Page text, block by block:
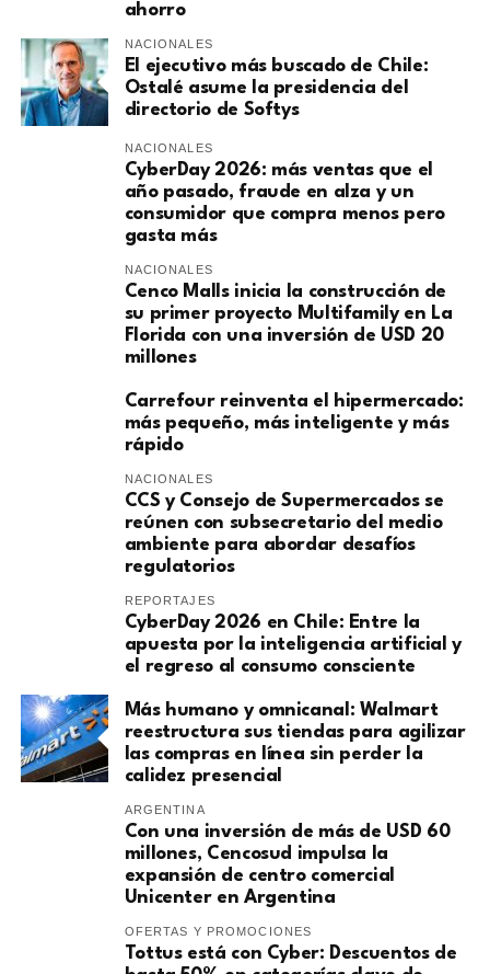
ahorro
NACIONALES
El ejecutivo más buscado de Chile:
Ostalé asume la presidencia del
directorio de Softys
NACIONALES
CyberDay 2026: más ventas que el
año pasado, fraude en alza y un
consumidor que compra menos pero
gasta más
NACIONALES
Cenco Malls inicia la construcción de
su primer proyecto Multifamily en La
Florida con una inversión de USD 20
millones
Carrefour reinventa el hipermercado:
más pequeño, más inteligente y más
rápido
NACIONALES
CCS y Consejo de Supermercados se
reúnen con subsecretario del medio
ambiente para abordar desafíos
regulatorios
REPORTAJES
CyberDay 2026 en Chile: Entre la
apuesta por la inteligencia artificial y
el regreso al consumo consciente
Más humano y omnicanal: Walmart
reestructura sus tiendas para agilizar
las compras en línea sin perder la
calidez presencial
ARGENTINA
Con una inversión de más de USD 60
millones, Cencosud impulsa la
expansión de centro comercial
Unicenter en Argentina
OFERTAS Y PROMOCIONES
Tottus está con Cyber: Descuentos de